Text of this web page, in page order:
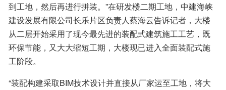
到工地，然后再进行拼装。”在研发楼二期工地，中建海峡
建设发展有限公司长乐片区负责人蔡海云告诉记者，大楼
从二层开始采用了现今最先进的装配式建筑施工工艺，既
环保节能，又大大缩短工期，大楼现已进入全面装配式施
工阶段。
“装配构建采取BIM技术设计并直接从厂家运至工地，将大